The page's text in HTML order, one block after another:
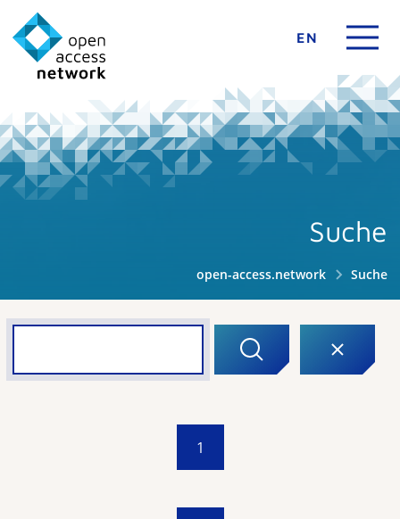
EN
Suche
open-access.network Suche
1